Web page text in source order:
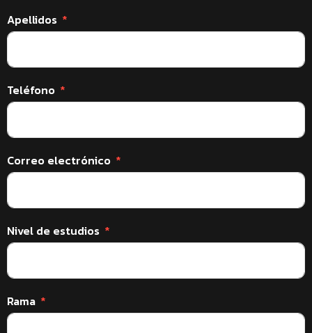
Apellidos
Teléfono
Correo electrónico
Nivel de estudios
Rama